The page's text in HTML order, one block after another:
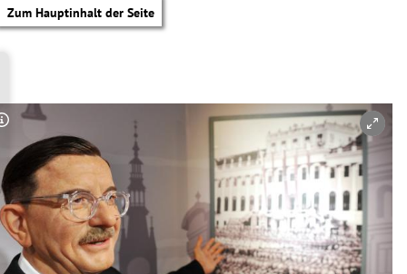
Zum Hauptinhalt der Seite
Copyright-Hinweis öffnen/schließen